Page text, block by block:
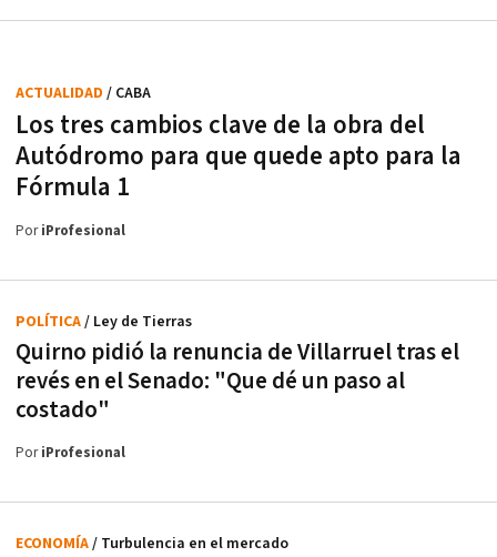
Los tres cambios clave de la obra del
Autódromo para que quede apto para la
Fórmula 1
ACTUALIDAD / CABA
PoriProfesional
Quirno pidió la renuncia de Villarruel tras el
revés en el Senado: "Que dé un paso al
costado"
POLÍTICA/ Ley de Tierras
PoriProfesional
ECONOMÍA/ Turbulencia en el mercado